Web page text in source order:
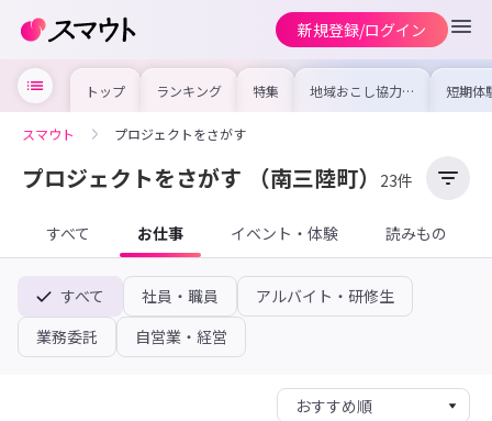
新規登録/ログイン
トップ ランキング 特集 地域おこし協力隊
の求人やイベント
を集めました！仕
けよう
短期体
り〜数
域を知
スマウト プロジェクトをさがす
プロジェクトをさがす （南三陸町） 23件
すべて お仕事 イベント・体験 読みもの
すべて 社員・職員
アルバイト・研修生
業務委託
自営業・経営